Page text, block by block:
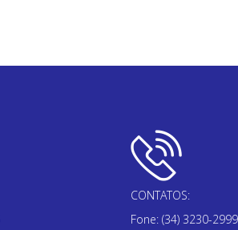
CONTATOS:
Fone: (34) 3230-2999